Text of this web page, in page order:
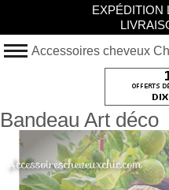
Accessoires cheveux
Bandeau Art déco
EXPÉDITION